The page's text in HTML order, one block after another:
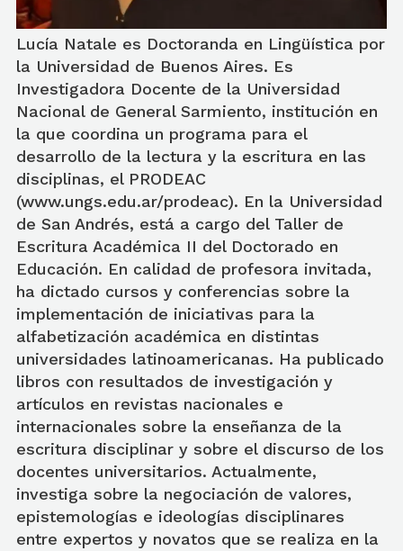
Lucía Natale es Doctoranda en Lingüística por
la Universidad de Buenos Aires. Es
Investigadora Docente de la Universidad
Nacional de General Sarmiento, institución en
la que coordina un programa para el
desarrollo de la lectura y la escritura en las
disciplinas, el PRODEAC
(www.ungs.edu.ar/prodeac). En la Universidad
de San Andrés, está a cargo del Taller de
Escritura Académica II del Doctorado en
Educación. En calidad de profesora invitada,
ha dictado cursos y conferencias sobre la
implementación de iniciativas para la
alfabetización académica en distintas
universidades latinoamericanas. Ha publicado
libros con resultados de investigación y
artículos en revistas nacionales e
internacionales sobre la enseñanza de la
escritura disciplinar y sobre el discurso de los
docentes universitarios. Actualmente,
investiga sobre la negociación de valores,
epistemologías e ideologías disciplinares
entre expertos y novatos que se realiza en la